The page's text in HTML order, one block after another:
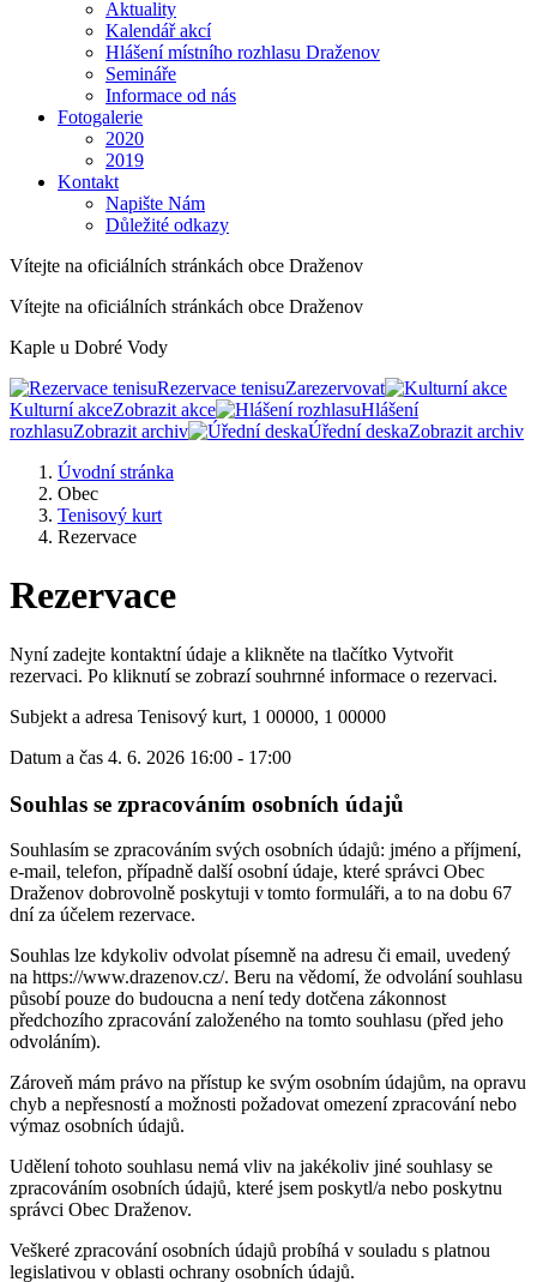
Aktuality
Kalendář akcí
Hlášení místního rozhlasu Draženov
Semináře
Informace od nás
Fotogalerie
2020
2019
Kontakt
Napište Nám
Důležité odkazy
Vítejte na oficiálních stránkách obce Draženov
Vítejte na oficiálních stránkách obce Draženov
Kaple u Dobré Vody
Rezervace tenisuZarezervovat
Kulturní akceZobrazit akce
Hlášení
rozhlasuZobrazit archiv Úřední deskaZobrazit archiv
Úvodní stránka
Obec
Tenisový kurt
Rezervace
Rezervace
Nyní zadejte kontaktní údaje a klikněte na tlačítko Vytvořit
rezervaci. Po kliknutí se zobrazí souhrnné informace o rezervaci.
Subjekt a adresa Tenisový kurt, 1 00000, 1 00000
Datum a čas 4. 6. 2026 16:00 - 17:00
Souhlas se zpracováním osobních údajů
Souhlasím se zpracováním svých osobních údajů: jméno a příjmení,
e-mail, telefon, případně další osobní údaje, které správci Obec
Draženov dobrovolně poskytuji v tomto formuláři, a to na dobu 67
dní za účelem rezervace.
Souhlas lze kdykoliv odvolat písemně na adresu či email, uvedený
na https://www.drazenov.cz/. Beru na vědomí, že odvolání souhlasu
působí pouze do budoucna a není tedy dotčena zákonnost
předchozího zpracování založeného na tomto souhlasu (před jeho
odvoláním).
Zároveň mám právo na přístup ke svým osobním údajům, na opravu
chyb a nepřesností a možnosti požadovat omezení zpracování nebo
výmaz osobních údajů.
Udělení tohoto souhlasu nemá vliv na jakékoliv jiné souhlasy se
zpracováním osobních údajů, které jsem poskytl/a nebo poskytnu
správci Obec Draženov.
Veškeré zpracování osobních údajů probíhá v souladu s platnou
legislativou v oblasti ochrany osobních údajů.